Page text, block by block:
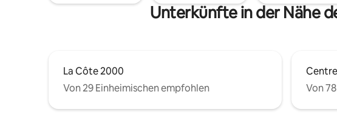
Unterkünfte in der Nähe
La Côte 2000
Von 29 Einheimischen empfohlen
Von